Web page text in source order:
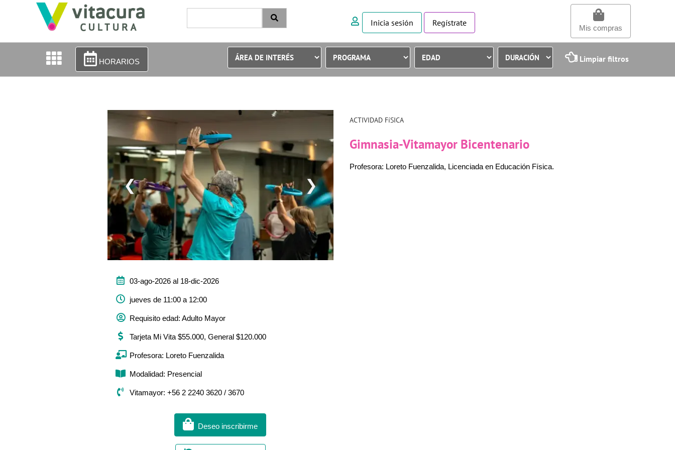
Inicia sesión Regístrate
Mis compras
HORARIOS Limpiar filtros
❮ ❯
03-ago-2026 al 18-dic-2026
jueves de 11:00 a 12:00
Requisito edad: Adulto Mayor
Tarjeta Mi Vita $55.000, General $120.000
Profesora: Loreto Fuenzalida
Modalidad: Presencial
Vitamayor: +56 2 2240 3620 / 3670
Deseo inscribirme
ACTIVIDAD FíSICA
Gimnasia-Vitamayor Bicentenario
Profesora: Loreto Fuenzalida, Licenciada en Educación Física.